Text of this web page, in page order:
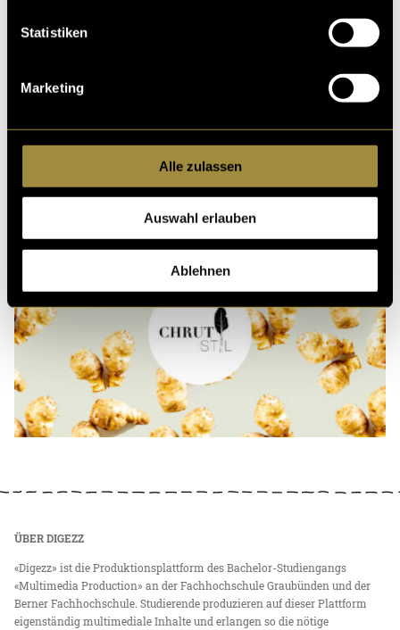
Statistiken
Marketing
Alle zulassen
Auswahl erlauben
Ablehnen
ÜBER DIGEZZ
«Digezz» ist die Produktionsplattform des Bachelor-Studiengangs
«Multimedia Production» an der Fachhochschule Graubünden und der
Berner Fachhochschule. Studierende produzieren auf dieser Plattform
eigenständig multimediale Inhalte und erlangen so die nötige